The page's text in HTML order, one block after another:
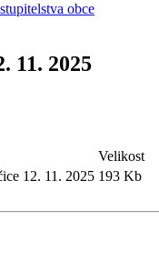
obce
11. 2025
Velikost
12. 11. 2025 193 Kb